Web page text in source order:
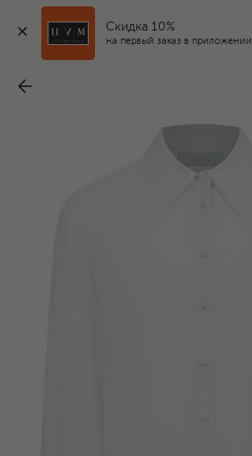
Скидка 10%
на первый заказ в приложении